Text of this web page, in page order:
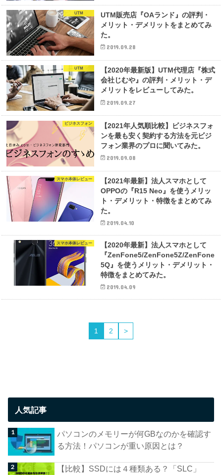
UTM
UTM販売店『OAランド』の評判・
メリット・デメリットをまとめてみ
た。
2019.09.28
UTM
【2020年最新版】UTM代理店『株式
会社じむや』の評判・メリット・デ
メリットをレビューしてみた。
2019.09.27
ビジネスフォン
【2021年人気順比較】ビジネスフォ
ンを最も安く契約する方法を元ビジ
フォン業界のプロに聞いてみた。
2019.09.08
スマホ本体レビュー
【2021年最新】法人スマホとして
OPPOの『R15 Neo』を使うメリッ
ト・デメリット・特徴をまとめてみ
た。
2019.04.10
スマホ本体レビュー
【2020年最新】法人スマホとして
『ZenFone5/ZenFone5Z/ZenFone
5Q』を使うメリット・デメリット・
特徴をまとめてみた。
2019.04.09
1 2 >
人気記事
パソコンのメモリーが何GBなのかを確認す
る方法！パソコンが重い原因とは？
【比較】SSDには４種類ある？「SLC」